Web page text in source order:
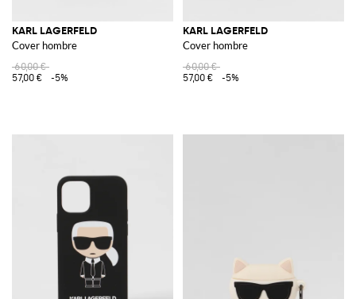
KARL LAGERFELD
Cover hombre
60,00 €
57,00 €
-5%
KARL LAGERFELD
Cover hombre
60,00 €
57,00 €
-5%